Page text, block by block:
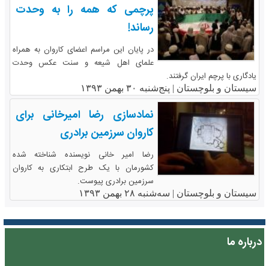
پرچمی که همه را به وحدت
رساند!
در پایان این مراسم اعضای کاروان به همراه
علمای اهل شیعه و سنت عکس وحدت
یادگاری با پرچم ایران گرفتند.
سیستان و بلوچستان | پنج‌شنبه ۳۰ بهمن ۱۳۹۳
نمادسازی رضا امیرخانی برای
کاروان سرزمین برادری
رضا امیر خانی نویسنده شناخته شده
کشورمان با یک طرح ابتکاری به کاروان
سرزمین برادری پیوست.
سیستان و بلوچستان | سه‌شنبه ۲۸ بهمن ۱۳۹۳
درباره ما